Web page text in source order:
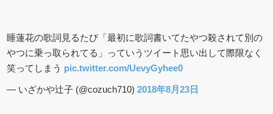
睡蓮花の歌詞見るたび「最初に歌詞書いてたやつ殺されて別の
やつに乗っ取られてる」っていうツイート思い出して際限なく
笑ってしまう pic.twitter.com/UevyGyhee0
— いざかや辻子 (@cozuch710)2018年8月23日